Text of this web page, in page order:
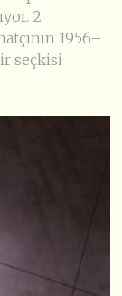
2
1956–
seçkisi